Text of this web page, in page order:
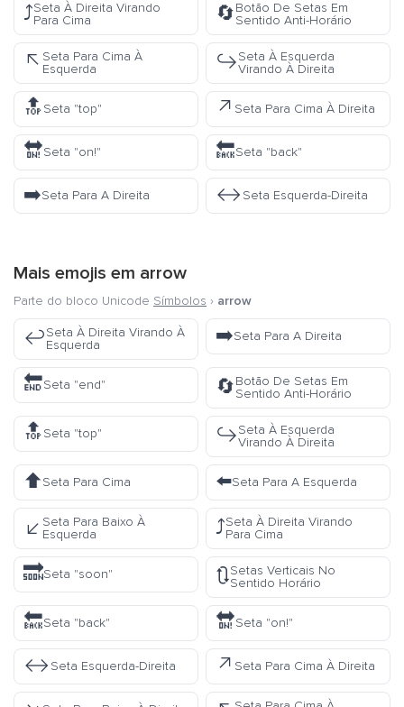
⤴️Seta À Direita Virando
Para Cima
🔄Botão De Setas Em
Sentido Anti-Horário
↖️ Seta Para Cima À
Esquerda
↪️Seta À Esquerda
Virando À Direita
🔝Seta "top" ↗️ Seta Para Cima À Direita
🔛Seta "on!" 🔙Seta "back"
➡️Seta Para A Direita ↔️ Seta Esquerda-Direita
Mais emojis em arrow
Parte do bloco Unicode Símbolos › arrow
↩️Seta À Direita Virando À
Esquerda
➡️Seta Para A Direita
🔚Seta "end" 🔄Botão De Setas Em
Sentido Anti-Horário
🔝Seta "top" ↪️Seta À Esquerda
Virando À Direita
⬆️Seta Para Cima ⬅️Seta Para A Esquerda
↙️ Seta Para Baixo À
Esquerda
⤴️Seta À Direita Virando
Para Cima
🔜Seta "soon" 🔃Setas Verticais No
Sentido Horário
🔙Seta "back" 🔛Seta "on!"
↔️ Seta Esquerda-Direita ↗️ Seta Para Cima À Direita